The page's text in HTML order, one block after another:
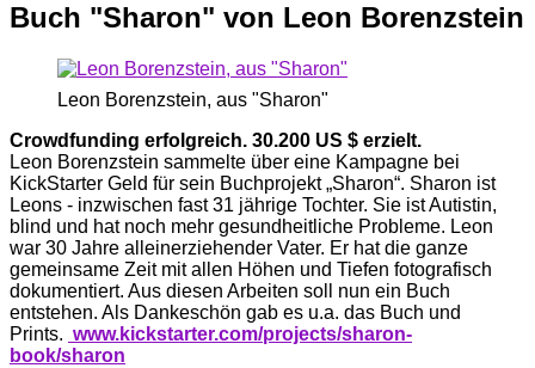
Buch "Sharon" von Leon Borenzstein
Leon Borenzstein, aus "Sharon"
Crowdfunding erfolgreich. 30.200 US $ erzielt.
Leon Borenzstein sammelte über eine Kampagne bei
KickStarter Geld für sein Buchprojekt „Sharon“. Sharon ist
Leons - inzwischen fast 31 jährige Tochter. Sie ist Autistin,
blind und hat noch mehr gesundheitliche Probleme. Leon
war 30 Jahre alleinerziehender Vater. Er hat die ganze
gemeinsame Zeit mit allen Höhen und Tiefen fotografisch
dokumentiert. Aus diesen Arbeiten soll nun ein Buch
entstehen. Als Dankeschön gab es u.a. das Buch und
Prints. www.kickstarter.com/projects/sharon-
book/sharon